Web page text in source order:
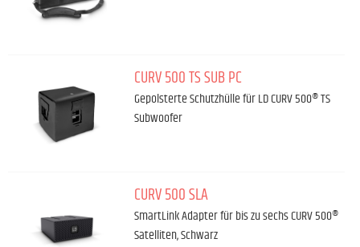
CURV 500 TS SUB PC
Gepolsterte Schutzhülle für LD CURV 500® TS
Subwoofer
CURV 500 SLA
SmartLink Adapter für bis zu sechs CURV 500®
Satelliten, Schwarz